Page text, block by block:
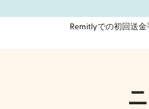
Remitlyでの初回送